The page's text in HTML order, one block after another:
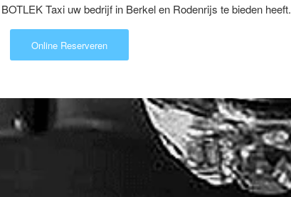
Taxi uw bedrijf in Berkel en Rodenrijs te bieden heeft.
Online Reserveren